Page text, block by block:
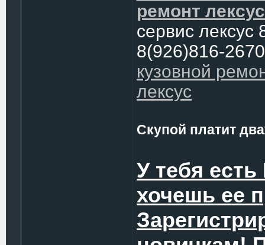
ремонт лексус
сервис лексус
8(926)816-2670
кузовной
лексус
Скупой платит
У тебя
хочешь ее